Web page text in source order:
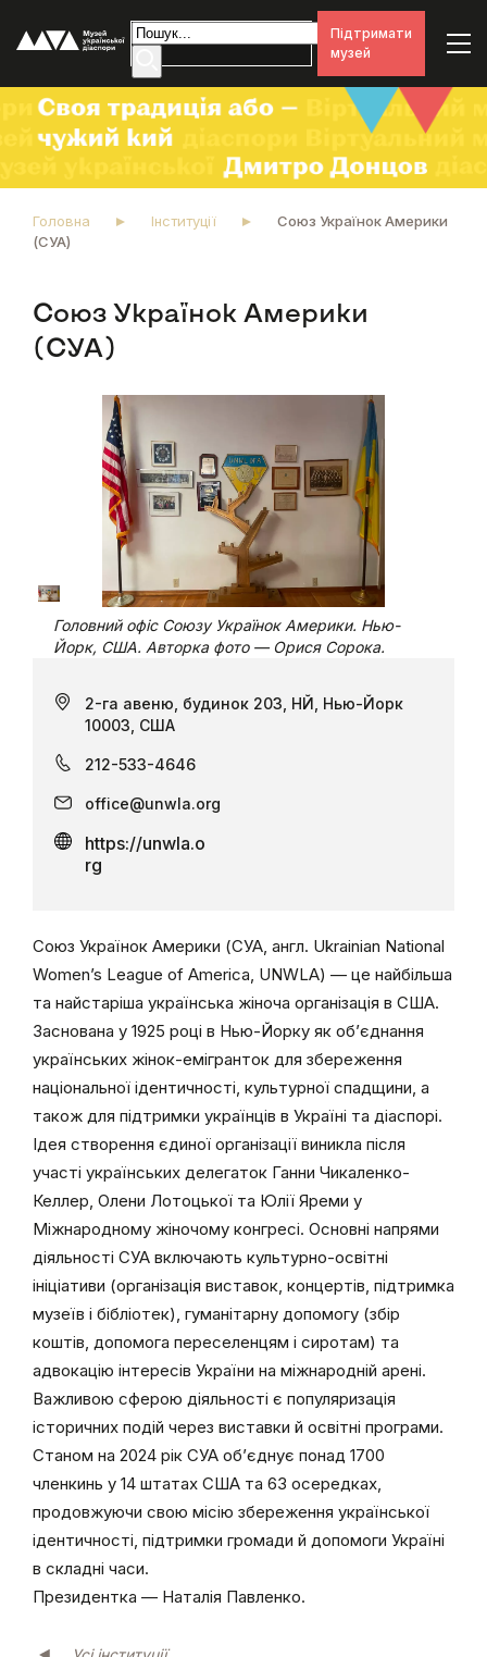
Підтримати
музей
Головна Інституції
Союз Українок Америки
(СУА)
Союз Українок Америки
(СУА)
Головний офіс Союзу Українок Америки. Нью-
Йорк, США. Авторка фото — Орися Сорока.
2-га авеню, будинок 203, НЙ, Нью-Йорк
10003, США
212-533-4646
office@unwla.org
https://unwla.o
rg
Союз Українок Америки (СУА, англ. Ukrainian National
Women’s League of America, UNWLA) — це найбільша
та найстаріша українська жіноча організація в США.
Заснована у 1925 році в Нью-Йорку як об’єднання
українських жінок-емігранток для збереження
національної ідентичності, культурної спадщини, а
також для підтримки українців в Україні та діаспорі.
Ідея створення єдиної організації виникла після
участі українських делегаток Ганни Чикаленко-
Келлер, Олени Лотоцької та Юлії Яреми у
Міжнародному жіночому конгресі. Основні напрями
діяльності СУА включають культурно-освітні
ініціативи (організація виставок, концертів, підтримка
музеїв і бібліотек), гуманітарну допомогу (збір
коштів, допомога переселенцям і сиротам) та
адвокацію інтересів України на міжнародній арені.
Важливою сферою діяльності є популяризація
історичних подій через виставки й освітні програми.
Станом на 2024 рік СУА об’єднує понад 1700
членкинь у 14 штатах США та 63 осередках,
продовжуючи свою місію збереження української
ідентичності, підтримки громади й допомоги Україні
в складні часи.
Президентка — Наталія Павленко.